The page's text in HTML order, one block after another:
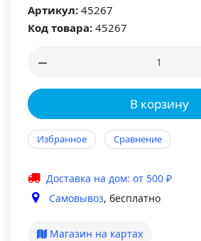
Артикул: 45267
Код товара: 45267
В корзину
Избранное Сравнение
Доставка на дом: от 500 ₽
Самовывоз, бесплатно
Магазин на картах